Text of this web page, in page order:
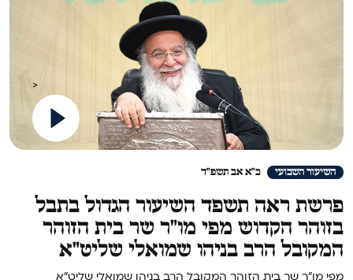
>
כ"א אב תשפ"ד השיעור השבועי
פרשת ראה תשפד השיעור הגדול בתבל
בזוהר הקדוש מפי מו"ר שר בית הזוהר
המקובל הרב בניהו שמואלי שליט"א
מפי מו"ר שר בית הזוהר המקובל הרב בניהו שמואלי שליט"א